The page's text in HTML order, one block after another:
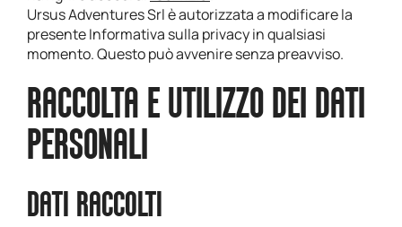
Ursus Adventures Srl è autorizzata a modificare la
presente Informativa sulla privacy in qualsiasi
momento. Questo può avvenire senza preavviso.
RACCOLTA E UTILIZZO DEI DATI
PERSONALI
DATI RACCOLTI